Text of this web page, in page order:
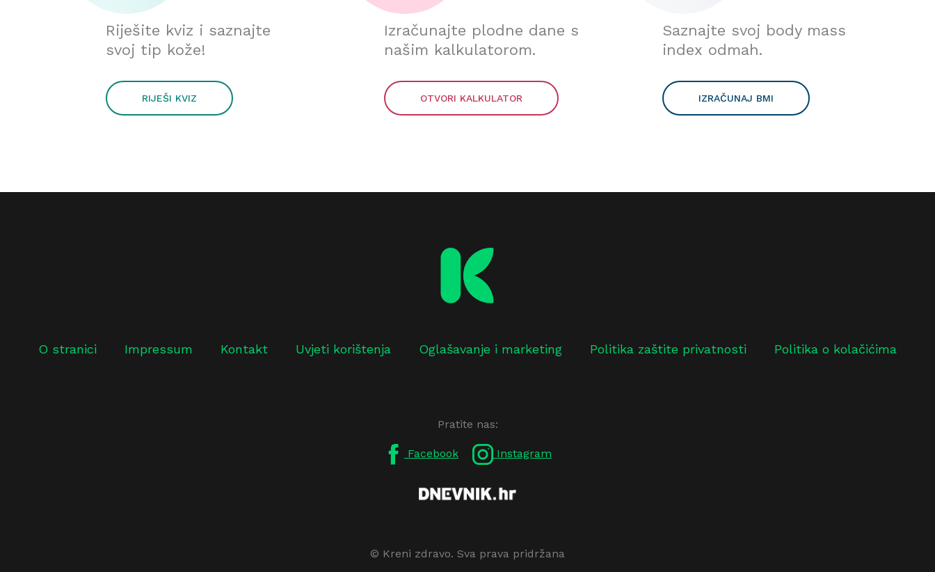
Riješite kviz i saznajte
svoj tip kože!
RIJEŠI KVIZ
Izračunajte plodne dane s
našim kalkulatorom.
OTVORI KALKULATOR
Saznajte svoj body mass
index odmah.
IZRAČUNAJ BMI
O stranici Impressum Kontakt Uvjeti korištenja Oglašavanje i marketing Politika zaštite privatnosti Politika o kolačićima
Pratite nas:
Facebook Instagram
© Kreni zdravo. Sva prava pridržana